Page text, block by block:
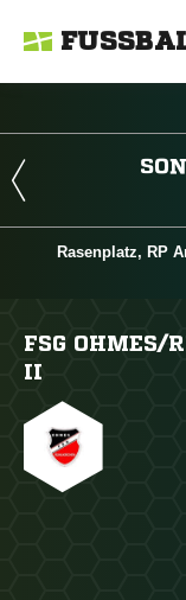
Rasenplatz, RP
FSG OHMES/​
II